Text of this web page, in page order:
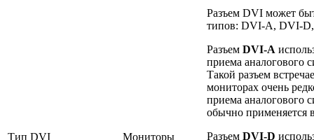
Тип DVI Мониторы
Разъем DVI может
типов: DVI-A, DVI-
Разъем DVI-A
приема аналогового
Такой разъем
мониторах очень
приема аналогового
обычно применяется
Разъем DVI-D